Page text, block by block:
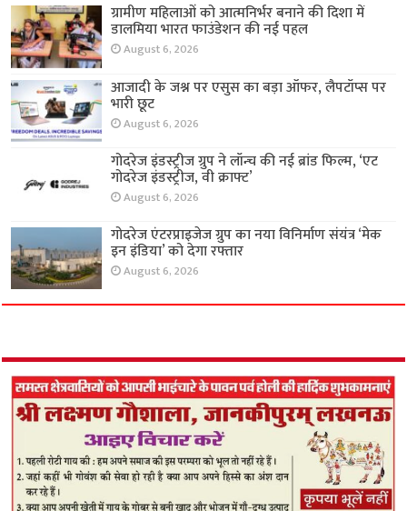
ग्रामीण महिलाओं को आत्मनिर्भर बनाने की दिशा में
डालमिया भारत फाउंडेशन की नई पहल
August 6, 2026
आजादी के जश्न पर एसुस का बड़ा ऑफर, लैपटॉप्स पर
भारी छूट
August 6, 2026
गोदरेज इंडस्ट्रीज ग्रुप ने लॉन्च की नई ब्रांड फिल्म, ‘एट
गोदरेज इंडस्ट्रीज, वी क्राफ्ट’
August 6, 2026
गोदरेज एंटरप्राइजेज ग्रुप का नया विनिर्माण संयंत्र ‘मेक
इन इंडिया’ को देगा रफ्तार
August 6, 2026